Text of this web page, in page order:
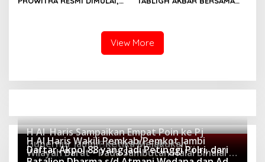
View More
Berita Populer
H Al Haris Sampaikan Empat Poin ke Pj
Gubernur Jambi · Ketika Melakukan
Kunjungan Kerja ke Merangin
64280 Dilihat
H Al Haris Wakili Pemkab/Pemkot Jambi
Wilayah Barat • Pada Sambutan Halal Bihalal di
Daftar Akpol 88 yang Jadi Petinggi Polri, dari